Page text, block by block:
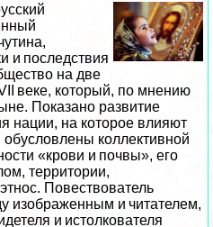
и последствия
на две
веке, который, по мнению
Показано развитие
нации, на которое влияют
коллективной
«крови и почвы», его
территории,
Повествователь
изображенным и читателем,
и истолкователя